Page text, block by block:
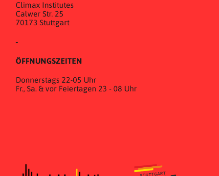
Climax Institutes
Calwer Str. 25
70173 Stuttgart
-
ÖFFNUNGSZEITEN
Donnerstags 22-05 Uhr
Fr., Sa. & vor Feiertagen 23 - 08 Uhr